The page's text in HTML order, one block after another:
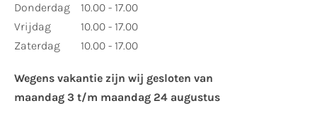
Donderdag
Vrijdag
Zaterdag
10.00 - 17.00
10.00 - 17.00
10.00 - 17.00
Wegens vakantie zijn wij gesloten van ​
maandag 3 t/m maandag 24 augustus